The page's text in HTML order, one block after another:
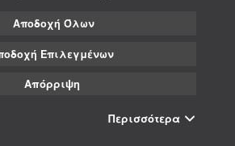
Αποδοχή Όλων
Επιλεγμένων
Απόρριψη
Περισσότερα